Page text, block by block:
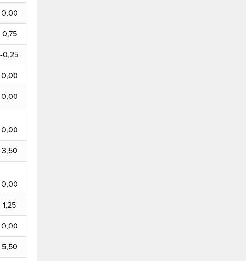
0,00
0,75
-0,25
0,00
0,00
0,00
3,50
0,00
1,25
0,00
5,50